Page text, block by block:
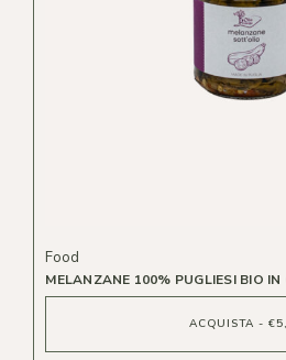
MELANZANE 100% PUGLIESI BIO IN
Food
ACQUISTA -